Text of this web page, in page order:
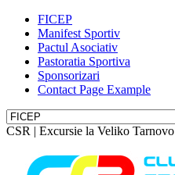
FICEP
Manifest Sportiv
Pactul Asociativ
Pastoratia Sportiva
Sponsorizari
Contact Page Example
CSR | Excursie la Veliko Tarnovo